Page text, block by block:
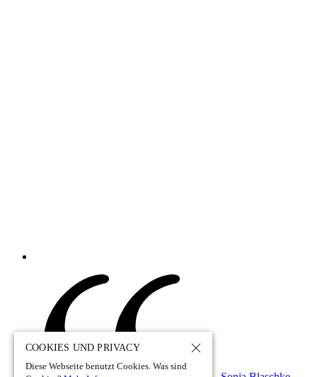
COOKIES UND PRIVACY
Diese Webseite benutzt Cookies. Was sind